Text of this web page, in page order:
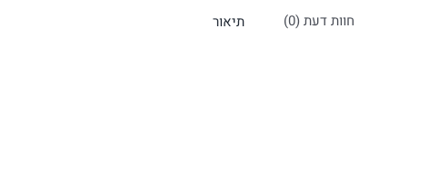
תיאור חוות דעת (0)